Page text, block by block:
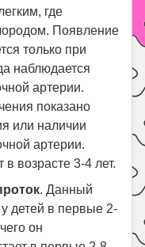
где
Появление
только при
наблюдается
артерии.
показано
или наличии
артерии.
возрасте 3-4 лет.
. Данный
детей в первые 2-
он